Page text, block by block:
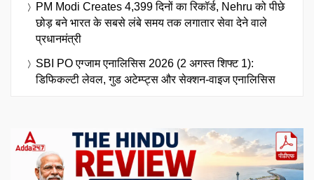
PM Modi Creates 4,399 दिनों का रिकॉर्ड, Nehru को पीछे
छोड़ बने भारत के सबसे लंबे समय तक लगातार सेवा देने वाले
प्रधानमंत्री
SBI PO एग्जाम एनालिसिस 2026 (2 अगस्त शिफ्ट 1):
डिफिकल्टी लेवल, गुड अटेम्प्ट्स और सेक्शन-वाइज एनालिसिस